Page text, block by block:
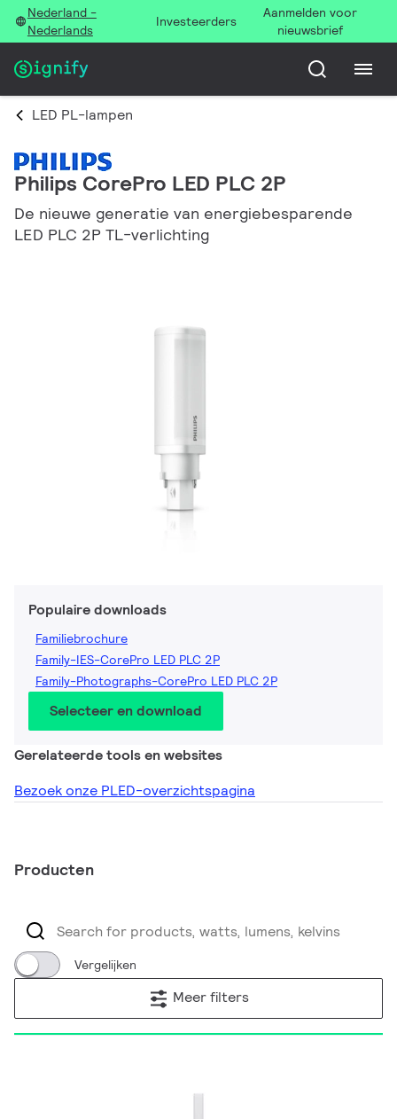
Nederland -
Nederlands
Investeerders
Aanmelden voor
nieuwsbrief
LED PL-lampen
Philips CorePro LED PLC 2P
De nieuwe generatie van energiebesparende
LED PLC 2P TL-verlichting
Populaire downloads
Familiebrochure
Family-IES-CorePro LED PLC 2P
Family-Photographs-CorePro LED PLC 2P
Selecteer en download
Gerelateerde tools en websites
Bezoek onze PLED-overzichtspagina
Producten
Vergelijken
Meer filters